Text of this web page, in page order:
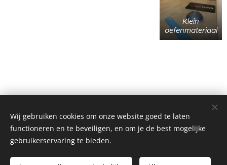
Klein
oefenmateriaal
©2020 Kinepraktijk Loots Kerremans
Prinsenlaan 92A, 2381 Weelde
Wij gebruiken cookies om onze website goed te laten
functioneren en te beveiligen, en om je de best mogelijke
gebruikerservaring te bieden.